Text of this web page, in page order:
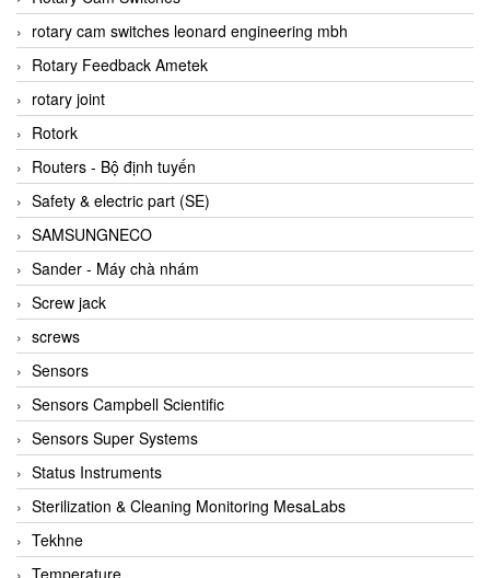
Bosch
Boydcorp
BRAUN Vietnam
Brinkmann Pumpen
BRONKHORST
Brook Instrument
Brooks Instrument Vietnam
Buhler
BURLING INSTRUMENTS
Burster
BUSCHJOST
Calectro
Campbell Scientific
Canneed Vietnam
Cantoni
CAPS
CAREL Parts
rotary cam switches leonard engineering mbh
Rotary Feedback Ametek
rotary joint
Rotork
Routers - Bộ định tuyến
Safety & electric part (SE)
SAMSUNGNECO
Sander - Máy chà nhám
Screw jack
screws
Sensors
Sensors Campbell Scientific
Sensors Super Systems
Status Instruments
Sterilization & Cleaning Monitoring MesaLabs
Tekhne
Temperature